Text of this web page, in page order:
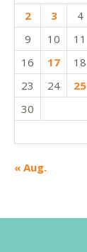
« Aug.
2
3 4
9
10 11
16
17 18
23
24 25
30